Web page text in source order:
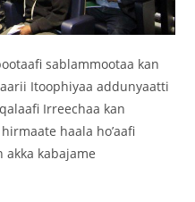
sablammootaa kan
Itoophiyaa addunyaatti
Irreechaa kan
haala ho’aafi
kabajame